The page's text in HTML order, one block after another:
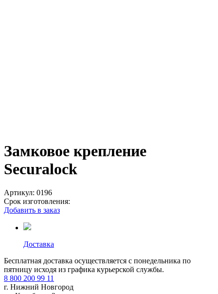
Замковое крепление
Securalock
Артикул: 0196
Срок изготовления:
Добавить в заказ
Доставка
Бесплатная доставка осуществляется с понедельника по
пятницу исходя из графика курьерской службы.
8 800 200 99 11
г. Нижний Новгород